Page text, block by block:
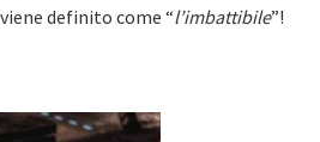
definito come “l’imbattibile”!